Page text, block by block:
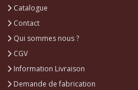
Catalogue
Contact
Qui sommes nous ?
CGV
Information Livraison
Demande de fabrication